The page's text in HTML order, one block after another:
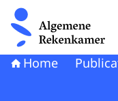
Naar de homepage
Home